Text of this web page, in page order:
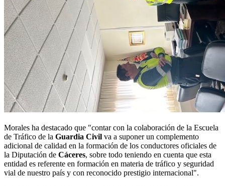
Morales ha destacado que "contar con la colaboración de la Escuela
de Tráfico de la Guardia Civil va a suponer un complemento
adicional de calidad en la formación de los conductores oficiales de
la Diputación de Cáceres, sobre todo teniendo en cuenta que esta
entidad es referente en formación en materia de tráfico y seguridad
vial de nuestro país y con reconocido prestigio internacional".